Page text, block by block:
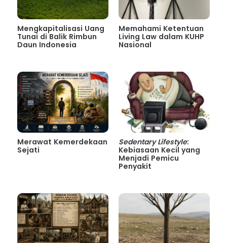
Mengkapitalisasi Uang
Tunai di Balik Rimbun
Daun Indonesia
Memahami Ketentuan
Living Law dalam KUHP
Nasional
Merawat Kemerdekaan
Sejati
Sedentary Lifestyle:
Kebiasaan Kecil yang
Menjadi Pemicu
Penyakit